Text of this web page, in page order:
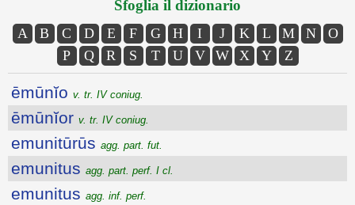
Sfoglia il dizionario
A B C D E F G H I J K L M N
O
P
Q R S T U V W X Y Z
ēmūnĭo v. tr. IV coniug.
ēmūnĭor v. tr. IV coniug.
emunitūrūs agg. part. fut.
emunitus agg. part. perf. I cl.
emunitus agg. inf. perf.